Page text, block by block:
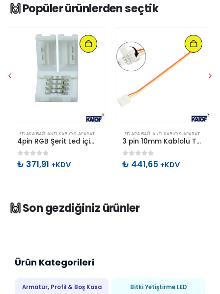
🙌 Popüler ürünlerden seçtik
LED ARA BAĞLANTI KABLO & APARATLARI RGB/RGBW/RGBW-CW BAĞLANTI APARATLARI
4pin RGB Şerit Led için 10mm Bağlantı Konnektörü (20 Adet)
0 out of 5
₺ 371,91 +KDV
LED ARA BAĞLANTI KABLO & APARATLARI
3 pin 10mm Kablolu Tek Taraflı Led Bağlantı Aparatı (10 Adet)
0 out of 5
₺ 441,65 +KDV
🙌 Son gezdiğiniz ürünler
Ürün Kategorileri
Armatür, Profil & Boş Kasa Bitki Yetiştirme LED